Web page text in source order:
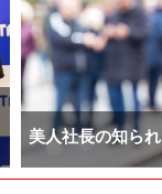
美人社長の知ら